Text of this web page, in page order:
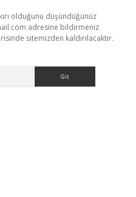
olduğunu düşündüğünüz
adresine bildirmeniz
sitemizden kaldırılacaktır.